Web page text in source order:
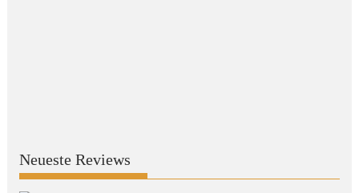
Neueste Reviews